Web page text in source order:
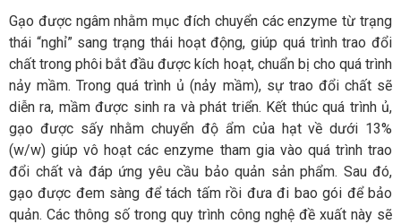
Gạo được ngâm nhằm mục đích chuyển các enzyme từ trạng
thái “nghỉ” sang trạng thái hoạt động, giúp quá trình trao đổi
chất trong phôi bắt đầu được kích hoạt, chuẩn bị cho quá trình
nảy mầm. Trong quá trình ủ (nảy mầm), sự trao đổi chất sẽ
diễn ra, mầm được sinh ra và phát triển. Kết thúc quá trình ủ,
gạo được sấy nhằm chuyển độ ẩm của hạt về dưới 13%
(w/w) giúp vô hoạt các enzyme tham gia vào quá trình trao
đổi chất và đáp ứng yêu cầu bảo quản sản phẩm. Sau đó,
gạo được đem sàng để tách tấm rồi đưa đi bao gói để bảo
quản. Các thông số trong quy trình công nghệ đề xuất này sẽ